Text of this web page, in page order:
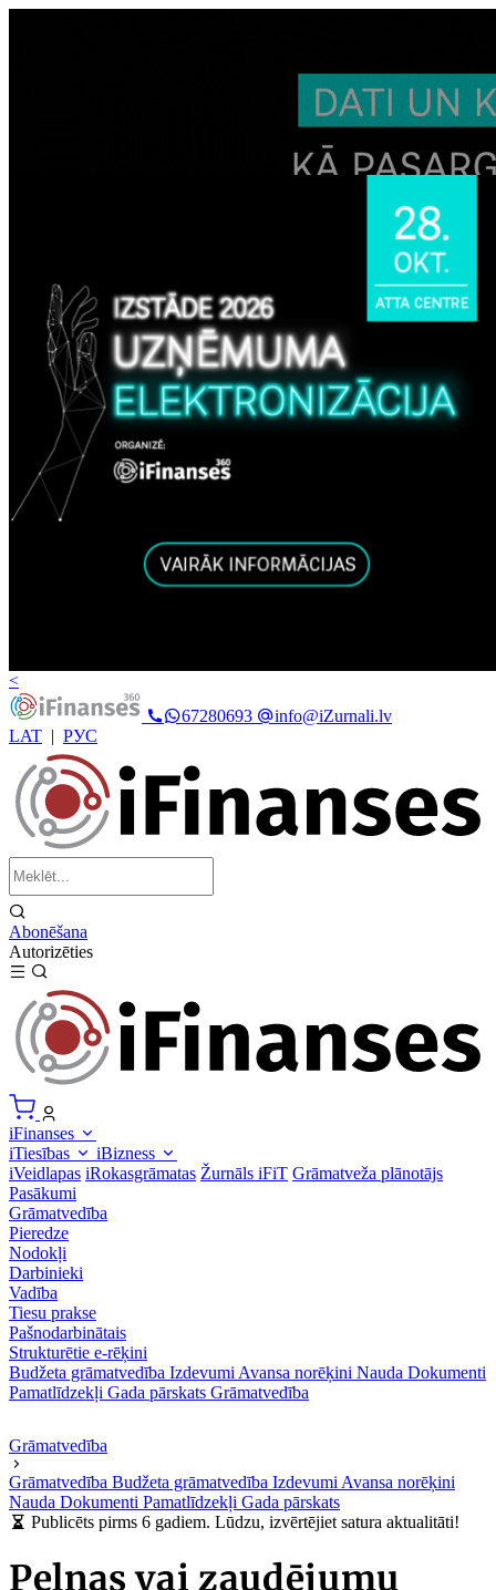
<
67280693
info@iZurnali.lv
LAT | РУС
Abonēšana
Autorizēties
iFinanses
iTiesības
iBizness
iVeidlapas iRokasgrāmatas Žurnāls iFiT Grāmatveža plānotājs
Pasākumi
Grāmatvedība
Pieredze
Nodokļi
Darbinieki
Vadība
Tiesu prakse
Pašnodarbinātais
Strukturētie e-rēķini
Budžeta grāmatvedība Izdevumi Avansa norēķini Nauda Dokumenti
Pamatlīdzekļi Gada pārskats Grāmatvedība
Grāmatvedība
Grāmatvedība Budžeta grāmatvedība Izdevumi Avansa norēķini
Nauda Dokumenti Pamatlīdzekļi Gada pārskats
Publicēts pirms 6 gadiem. Lūdzu, izvērtējiet satura aktualitāti!
Peļņas vai zaudējumu